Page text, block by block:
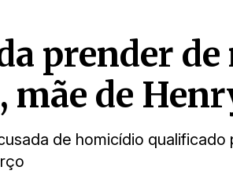
prender
mãe de
de homicídio